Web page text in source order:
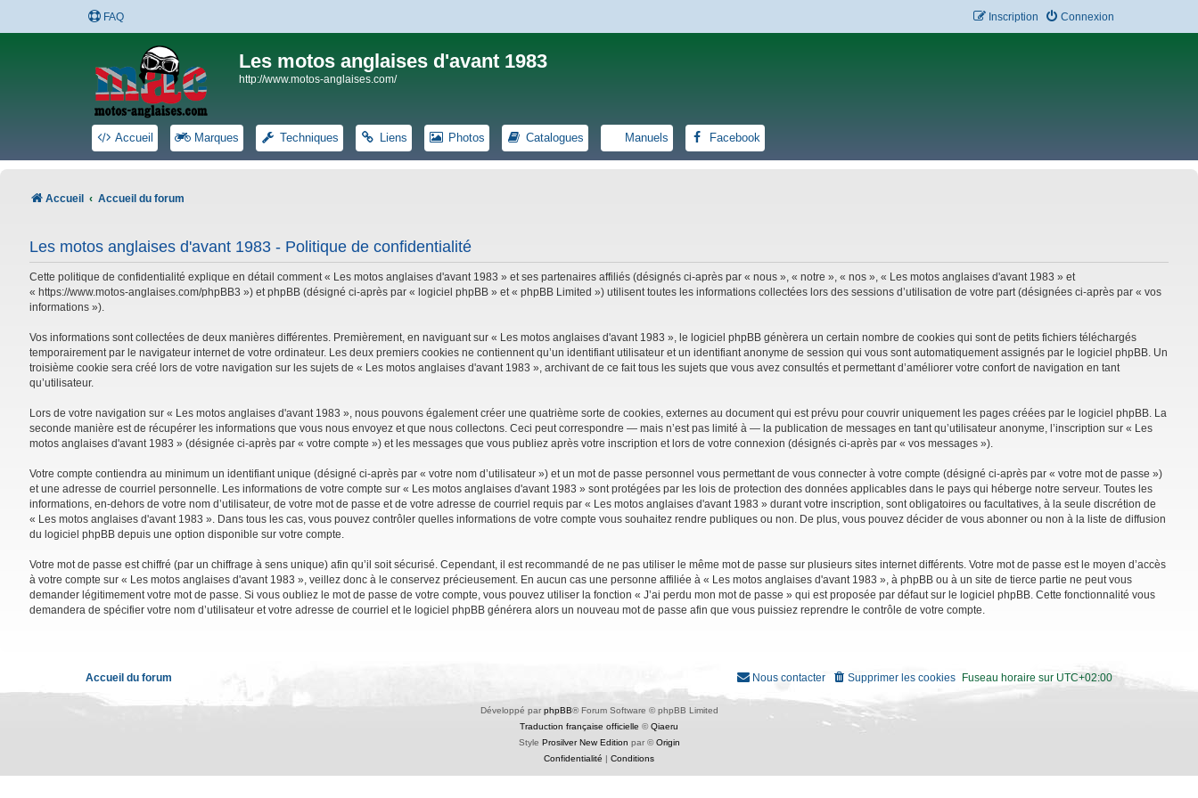
FAQ Connexion
Inscription
Les motos anglaises d'avant 1983
http://www.motos-anglaises.com/
Accueil Marques Techniques Liens Photos Catalogues Manuels Facebook
Accueil Accueil du forum
Les motos anglaises d'avant 1983 - Politique de confidentialité
Cette politique de confidentialité explique en détail comment « Les motos anglaises d'avant 1983 » et ses partenaires affiliés (désignés ci-après par « nous », « notre », « nos », « Les motos anglaises d'avant 1983 » et
« https://www.motos-anglaises.com/phpBB3 ») et phpBB (désigné ci-après par « logiciel phpBB » et « phpBB Limited ») utilisent toutes les informations collectées lors des sessions d’utilisation de votre part (désignées ci-après par « vos
informations »).
Vos informations sont collectées de deux manières différentes. Premièrement, en naviguant sur « Les motos anglaises d'avant 1983 », le logiciel phpBB génèrera un certain nombre de cookies qui sont de petits fichiers téléchargés
temporairement par le navigateur internet de votre ordinateur. Les deux premiers cookies ne contiennent qu’un identifiant utilisateur et un identifiant anonyme de session qui vous sont automatiquement assignés par le logiciel phpBB. Un
troisième cookie sera créé lors de votre navigation sur les sujets de « Les motos anglaises d'avant 1983 », archivant de ce fait tous les sujets que vous avez consultés et permettant d’améliorer votre confort de navigation en tant
qu’utilisateur.
Lors de votre navigation sur « Les motos anglaises d'avant 1983 », nous pouvons également créer une quatrième sorte de cookies, externes au document qui est prévu pour couvrir uniquement les pages créées par le logiciel phpBB. La
seconde manière est de récupérer les informations que vous nous envoyez et que nous collectons. Ceci peut correspondre — mais n’est pas limité à — la publication de messages en tant qu’utilisateur anonyme, l’inscription sur « Les
motos anglaises d'avant 1983 » (désignée ci-après par « votre compte ») et les messages que vous publiez après votre inscription et lors de votre connexion (désignés ci-après par « vos messages »).
Votre compte contiendra au minimum un identifiant unique (désigné ci-après par « votre nom d’utilisateur ») et un mot de passe personnel vous permettant de vous connecter à votre compte (désigné ci-après par « votre mot de passe »)
et une adresse de courriel personnelle. Les informations de votre compte sur « Les motos anglaises d'avant 1983 » sont protégées par les lois de protection des données applicables dans le pays qui héberge notre serveur. Toutes les
informations, en-dehors de votre nom d’utilisateur, de votre mot de passe et de votre adresse de courriel requis par « Les motos anglaises d'avant 1983 » durant votre inscription, sont obligatoires ou facultatives, à la seule discrétion de
« Les motos anglaises d'avant 1983 ». Dans tous les cas, vous pouvez contrôler quelles informations de votre compte vous souhaitez rendre publiques ou non. De plus, vous pouvez décider de vous abonner ou non à la liste de diffusion
du logiciel phpBB depuis une option disponible sur votre compte.
Votre mot de passe est chiffré (par un chiffrage à sens unique) afin qu’il soit sécurisé. Cependant, il est recommandé de ne pas utiliser le même mot de passe sur plusieurs sites internet différents. Votre mot de passe est le moyen d’accès
à votre compte sur « Les motos anglaises d'avant 1983 », veillez donc à le conservez précieusement. En aucun cas une personne affiliée à « Les motos anglaises d'avant 1983 », à phpBB ou à un site de tierce partie ne peut vous
demander légitimement votre mot de passe. Si vous oubliez le mot de passe de votre compte, vous pouvez utiliser la fonction « J’ai perdu mon mot de passe » qui est proposée par défaut sur le logiciel phpBB. Cette fonctionnalité vous
demandera de spécifier votre nom d’utilisateur et votre adresse de courriel et le logiciel phpBB générera alors un nouveau mot de passe afin que vous puissiez reprendre le contrôle de votre compte.
Accueil du forum Fuseau horaire sur UTC+02:00
Supprimer les cookies
Nous contacter
Développé par phpBB® Forum Software © phpBB Limited
Traduction française officielle ©Qiaeru
Style Prosilver New Edition par ©Origin
Confidentialité
Conditions